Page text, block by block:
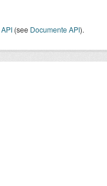
API (see Documente API).